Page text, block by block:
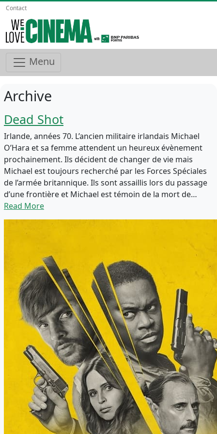
Contact
Menu
Archive
Dead Shot
Irlande, années 70. L’ancien militaire irlandais Michael
O’Hara et sa femme attendent un heureux évènement
prochainement. Ils décident de changer de vie mais
Michael est toujours recherché par les Forces Spéciales
de l’armée britannique. Ils sont assaillis lors du passage
d’une frontière et Michael est témoin de la mort de…
Read More